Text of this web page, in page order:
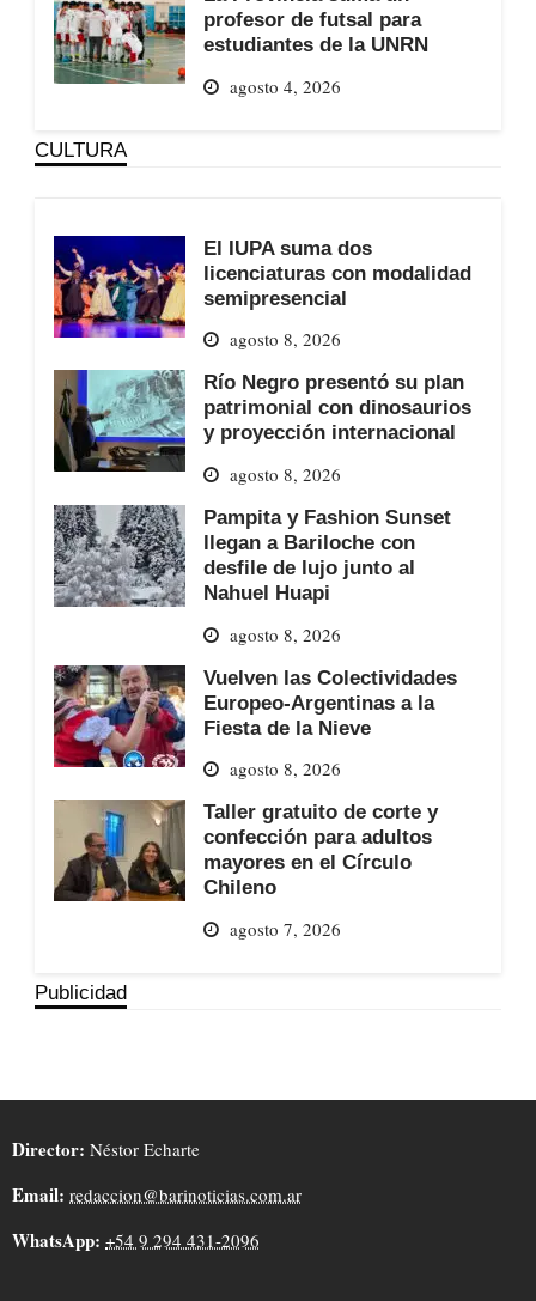
profesor de futsal para
estudiantes de la UNRN
agosto 4, 2026
CULTURA
El IUPA suma dos
licenciaturas con modalidad
semipresencial
agosto 8, 2026
Río Negro presentó su plan
patrimonial con dinosaurios
y proyección internacional
agosto 8, 2026
Pampita y Fashion Sunset
llegan a Bariloche con
desfile de lujo junto al
Nahuel Huapi
agosto 8, 2026
Vuelven las Colectividades
Europeo-Argentinas a la
Fiesta de la Nieve
agosto 8, 2026
Taller gratuito de corte y
confección para adultos
mayores en el Círculo
Chileno
agosto 7, 2026
Publicidad
Director: Néstor Echarte
Email: redaccion@barinoticias.com.ar
WhatsApp: +54 9 294 431-2096